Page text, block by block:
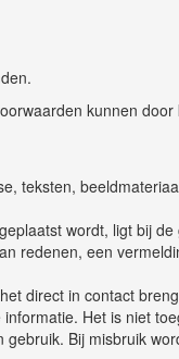
kunnen
teksten,
wordt, ligt bij de
redenen, een
direct in contact
Het is niet
Bij misbruik